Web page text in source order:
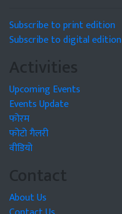
Subscribe to print edition
Subscribe to digital edition
Activities
Upcoming Events
Events Update
फोरम
फोटो गैलरी
वीडियो
Contact
About Us